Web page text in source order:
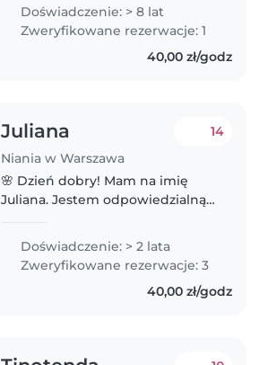
development needs .highly
organised and compassionate
Doświadczenie: > 8 lat
Zweryfikowane rezerwacje: 1
40,00 zł/godz
Juliana
Niania w Warszawa
14
🌸 Dzień dobry! Mam na imię
Juliana. Jestem odpowiedzialną,
osobą z doświadczeniem w
opiece nad dziećmi – od
noworodków po dzieci w wieku
Doświadczenie: > 2 lata
Zweryfikowane rezerwacje: 3
40,00 zł/godz